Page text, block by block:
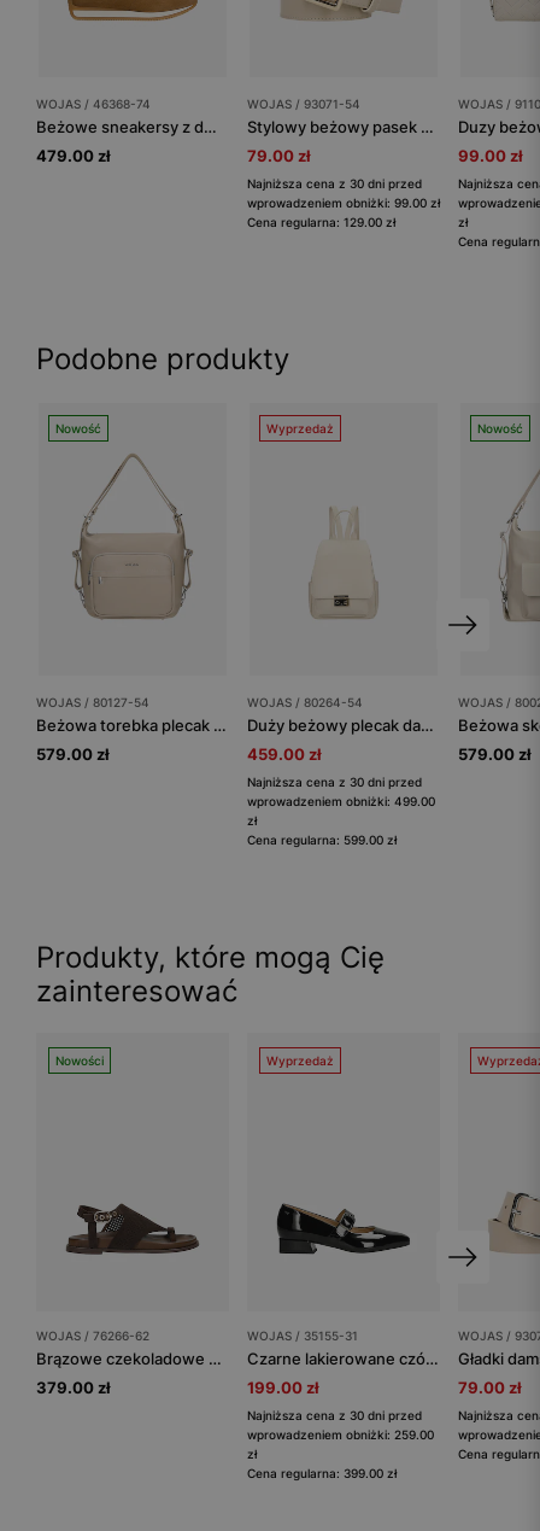
WOJAS / 46368-74
Beżowe sneakersy z dwoiny welurowej
479.00 zł
WOJAS / 93071-54
Stylowy beżowy pasek damski ze skóry licowej
79.00 zł
Najniższa cena z 30 dni przed
wprowadzeniem obniżki: 99.00 zł
Cena regularna: 129.00 zł
WOJAS /
99.00 zł
Najniższa
zł
Cena
Podobne produkty
Nowość
WOJAS / 80127-54
Beżowa torebka plecak 2w1 ze skóry licowej
579.00 zł
Wyprzedaż
WOJAS / 80264-54
Duży beżowy plecak damski ze skóry licowej
459.00 zł
Najniższa cena z 30 dni przed
wprowadzeniem obniżki: 499.00
zł
Cena regularna: 599.00 zł
Nowość
WOJAS /
579.00 zł
Produkty, które mogą Cię
zainteresować
Nowości
WOJAS / 76266-62
Brązowe czekoladowe sandały damskie ażurowe
379.00 zł
Wyprzedaż
WOJAS / 35155-31
Czarne lakierowane czółenka Mary Jane z grubym paskiem
199.00 zł
Najniższa cena z 30 dni przed
wprowadzeniem obniżki: 259.00
zł
Cena regularna: 399.00 zł
WOJAS /
79.00 zł
Najniższa
Cena